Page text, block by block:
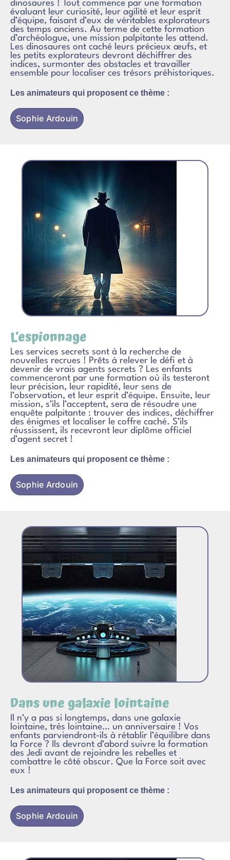
dinosaures ! Tout commence par une formation
évaluant leur curiosité, leur agilité et leur esprit
d’équipe, faisant d’eux de véritables explorateurs
des temps anciens. Au terme de cette formation
d’archéologue, une mission palpitante les attend.
Les dinosaures ont caché leurs précieux œufs, et
les petits explorateurs devront déchiffrer des
indices, surmonter des obstacles et travailler
ensemble pour localiser ces trésors préhistoriques.
Les animateurs qui proposent ce thème :
Sophie Ardouin
L’espionnage
Les services secrets sont à la recherche de
nouvelles recrues ! Prêts à relever le défi et à
devenir de vrais agents secrets ? Les enfants
commenceront par une formation où ils testeront
leur précision, leur rapidité, leur sens de
l’observation, et leur esprit d’équipe. Ensuite, leur
mission, s’ils l’acceptent, sera de résoudre une
enquête palpitante : trouver des indices, déchiffrer
des énigmes et localiser le coffre caché. S’ils
réussissent, ils recevront leur diplôme officiel
d’agent secret !
Les animateurs qui proposent ce thème :
Sophie Ardouin
Dans une galaxie lointaine
Il n’y a pas si longtemps, dans une galaxie
lointaine, très lointaine… un anniversaire ! Vos
enfants parviendront-ils à rétablir l’équilibre dans
la Force ? Ils devront d’abord suivre la formation
des Jedi avant de rejoindre les rebelles et
combattre le côté obscur. Que la Force soit avec
eux !
Les animateurs qui proposent ce thème :
Sophie Ardouin